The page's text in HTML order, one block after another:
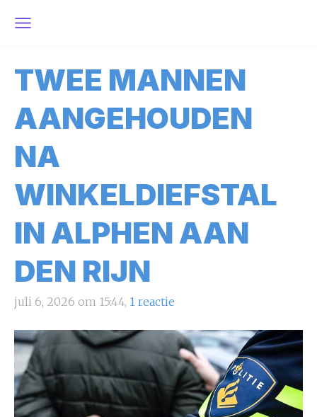
TWEE MANNEN
AANGEHOUDEN
NA
WINKELDIEFSTAL
IN ALPHEN AAN
DEN RIJN
juli 6, 2026 om 15:44, 1 reactie